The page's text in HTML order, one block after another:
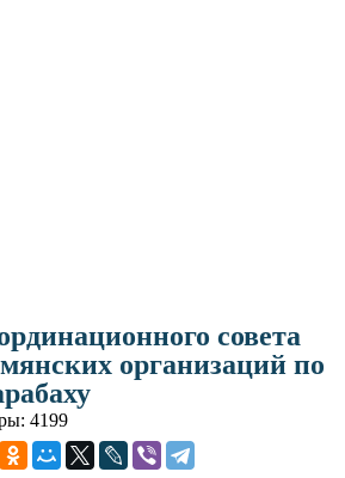
совета
организаций по
4199